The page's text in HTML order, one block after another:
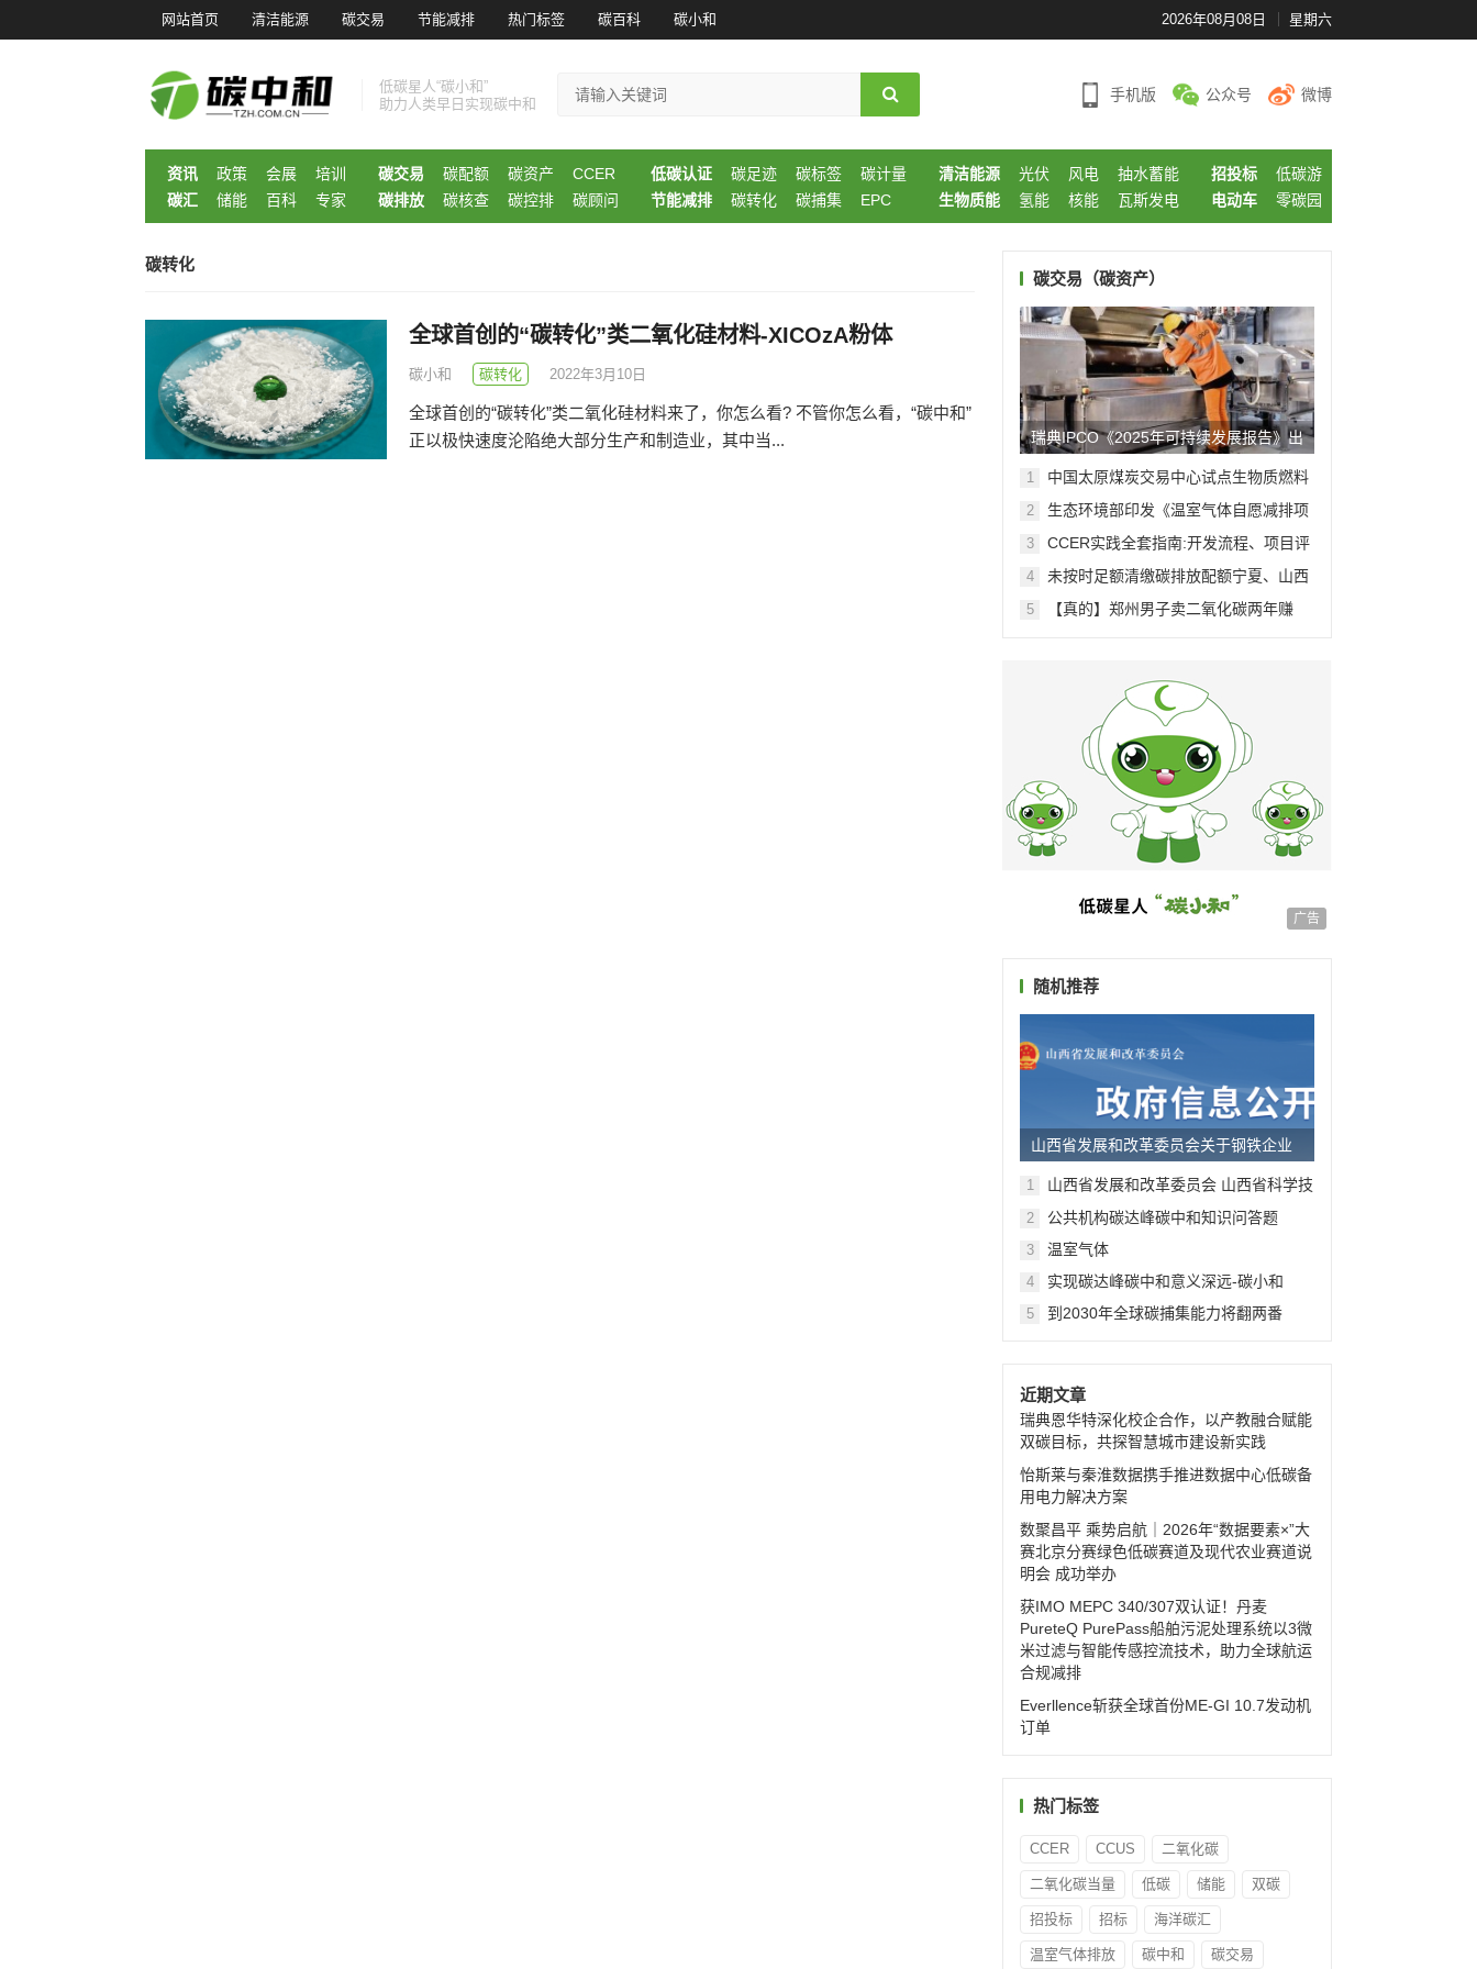
网站首页 清洁能源 碳交易 节能减排 热门标签 碳百科 碳小和 2026年08月08日 星期六
低碳星人“碳小和”
助力人类早日实现碳中和
手机版 公众号 微博
资讯 政策 会展
培训
碳汇
储能 百科 专家
碳交易 碳配额 碳资产
CCER
碳排放
碳核查 碳控排 碳顾问
低碳认证 碳足迹 碳标签
碳计量
节能减排
碳转化 碳捕集 EPC
清洁能源 光伏 风电
抽水蓄能
生物质能
氢能 核能 瓦斯发电
招投标
低碳游
电动车
零碳园
碳转化
全球首创的“碳转化”类二氧化硅材料-XICOzA粉体
碳小和 碳转化 2022年3月10日
全球首创的“碳转化”类二氧化硅材料来了，你怎么看? 不管你怎么看，“碳中和”
正以极快速度沦陷绝大部分生产和制造业，其中当...
碳交易（碳资产）
瑞典IPCO《2025年可持续发展报告》出
炉! 践行低碳实践...
1
中国太原煤炭交易中心试点生物质燃料
2
生态环境部印发《温室气体自愿减排项
V01）》等4项方法学
3
CCER实践全套指南:开发流程、项目评
4
未按时足额清缴碳排放配额宁夏、山西
5
【真的】郑州男子卖二氧化碳两年赚
广告
随机推荐
山西省发展和改革委员会关于钢铁企业
试行超低排放差别化电价的通...
1
山西省发展和改革委员会 山西省科学技
设的通知
2 公共机构碳达峰碳中和知识问答题
3 温室气体
4 实现碳达峰碳中和意义深远-碳小和
5 到2030年全球碳捕集能力将翻两番
近期文章
瑞典恩华特深化校企合作，以产教融合赋能
双碳目标，共探智慧城市建设新实践
怡斯莱与秦淮数据携手推进数据中心低碳备
用电力解决方案
数聚昌平 乘势启航｜2026年“数据要素×”大
赛北京分赛绿色低碳赛道及现代农业赛道说
明会 成功举办
获IMO MEPC 340/307双认证！丹麦
PureteQ PurePass船舶污泥处理系统以3微
米过滤与智能传感控流技术，助力全球航运
合规减排
Everllence斩获全球首份ME-GI 10.7发动机
订单
热门标签
CCER CCUS 二氧化碳
二氧化碳当量 低碳 储能 双碳
招投标 招标 海洋碳汇
温室气体排放 碳中和 碳交易